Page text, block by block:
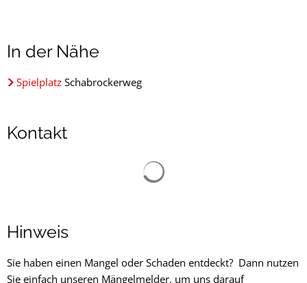
In der Nähe
Spielplatz Schabrockerweg
Kontakt
Hinweis
Sie haben einen Mangel oder Schaden entdeckt? Dann nutzen
Sie einfach unseren Mängelmelder, um uns darauf